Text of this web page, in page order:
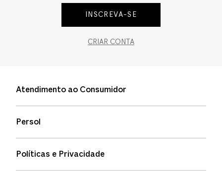
INSCREVA-SE
CRIAR CONTA
Atendimento ao Consumidor
Status de pedidos
Política de garantia
Persol
Políticas e Privacidade